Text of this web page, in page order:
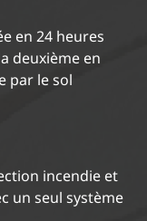
en 24 heures
deuxième en
par le sol
incendie et
un seul système